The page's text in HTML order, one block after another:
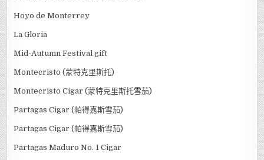
Hoyo de Monterrey
La Gloria
Mid-Autumn Festival gift
Montecristo (蒙特克里斯托)
Montecristo Cigar (蒙特克里斯托雪茄)
Partagas Cigar (帕得嘉斯雪茄)
Partagas Cigar (帕得嘉斯雪茄)
Partagas Maduro No. 1 Cigar